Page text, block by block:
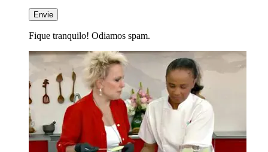
Fique tranquilo! Odiamos spam.